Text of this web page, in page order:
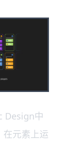
Design中
元素上运